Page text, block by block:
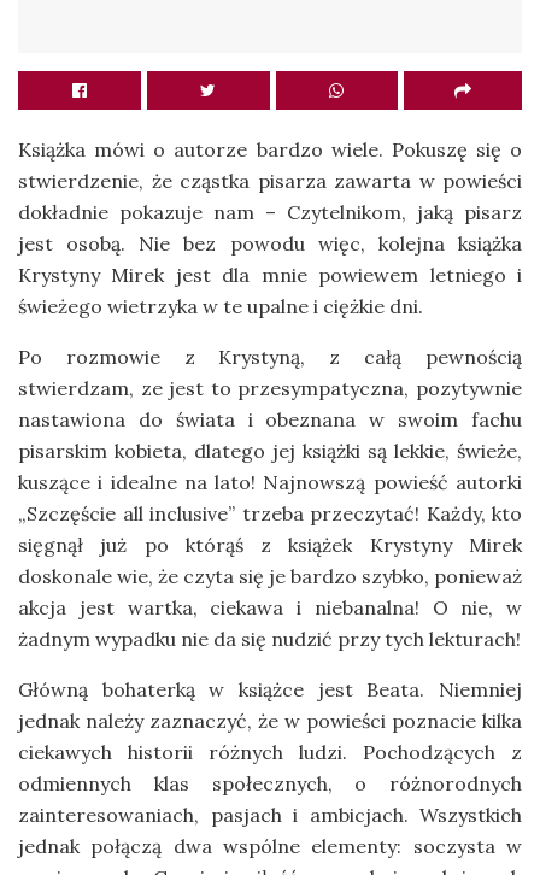
Książka mówi o autorze bardzo wiele. Pokuszę się o
stwierdzenie, że cząstka pisarza zawarta w powieści
dokładnie pokazuje nam – Czytelnikom, jaką pisarz
jest osobą. Nie bez powodu więc, kolejna książka
Krystyny Mirek jest dla mnie powiewem letniego i
świeżego wietrzyka w te upalne i ciężkie dni.
Po rozmowie z Krystyną, z całą pewnością
stwierdzam, ze jest to przesympatyczna, pozytywnie
nastawiona do świata i obeznana w swoim fachu
pisarskim kobieta, dlatego jej książki są lekkie, świeże,
kuszące i idealne na lato! Najnowszą powieść autorki
„Szczęście all inclusive” trzeba przeczytać! Każdy, kto
sięgnął już po którąś z książek Krystyny Mirek
doskonale wie, że czyta się je bardzo szybko, ponieważ
akcja jest wartka, ciekawa i niebanalna! O nie, w
żadnym wypadku nie da się nudzić przy tych lekturach!
Główną bohaterką w książce jest Beata. Niemniej
jednak należy zaznaczyć, że w powieści poznacie kilka
ciekawych historii różnych ludzi. Pochodzących z
odmiennych klas społecznych, o różnorodnych
zainteresowaniach, pasjach i ambicjach. Wszystkich
jednak połączą dwa wspólne elementy: soczysta w